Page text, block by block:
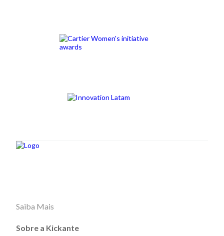
Saiba Mais
Sobre a Kickante